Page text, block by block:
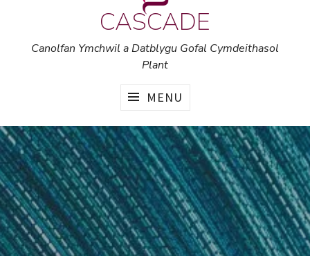
CASCADE
Canolfan Ymchwil a Datblygu Gofal Cymdeithasol
Plant
MENU